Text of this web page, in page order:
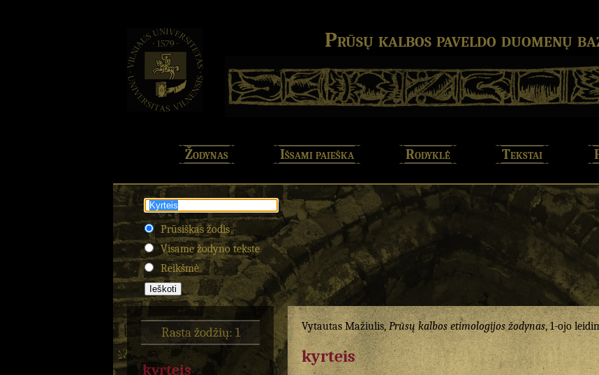
Prūsų kalbos paveldo duomenų
Žodynas Išsami paieška Rodyklė Tekstai
Prūsiškas žodis
Visame žodyno tekste
Reikšmė
Rasta žodžių: 1
kyrteis
Vytautas Mažiulis,Prūsų kalbos etimologijos žodynas, 1-ojo
kyrteis